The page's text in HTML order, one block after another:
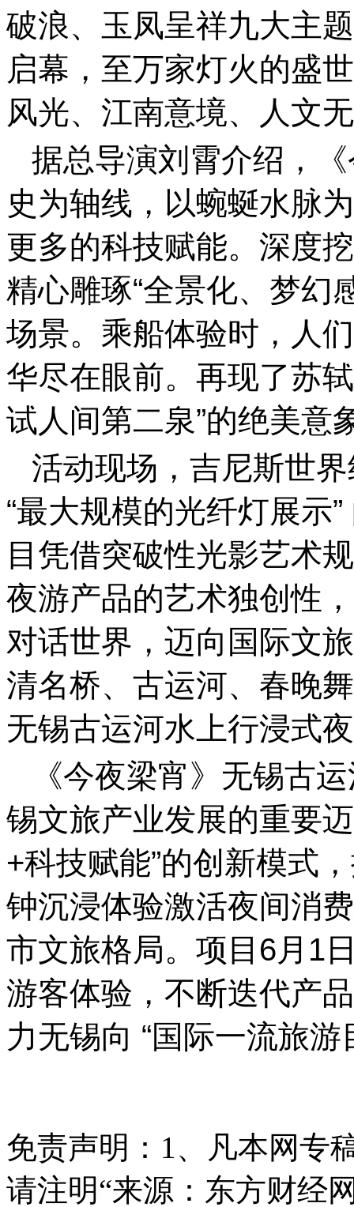
破浪、玉凤呈祥九大主
启幕，至万家灯火的盛
风光、江南意境、人文
据总导演刘霄介绍，
史为轴线，以蜿蜒水脉
更多的科技赋能。深度
精心雕琢“全景化、梦幻
场景。乘船体验时，人
华尽在眼前。再现了苏
试人间第二泉”的绝美意
活动现场，吉尼斯世
“最大规模的光纤灯展示
目凭借突破性光影艺术
夜游产品的艺术独创性
对话世界，迈向国际文
清名桥、古运河、春晚
无锡古运河水上行浸式
《今夜梁宵》无锡古
锡文旅产业发展的重要
+科技赋能”的创新模式
钟沉浸体验激活夜间消
市文旅格局。项目6月1
游客体验，不断迭代产
力无锡向 “国际一流旅游
免责声明： 1、凡本网专
请注明“来源：东方财经